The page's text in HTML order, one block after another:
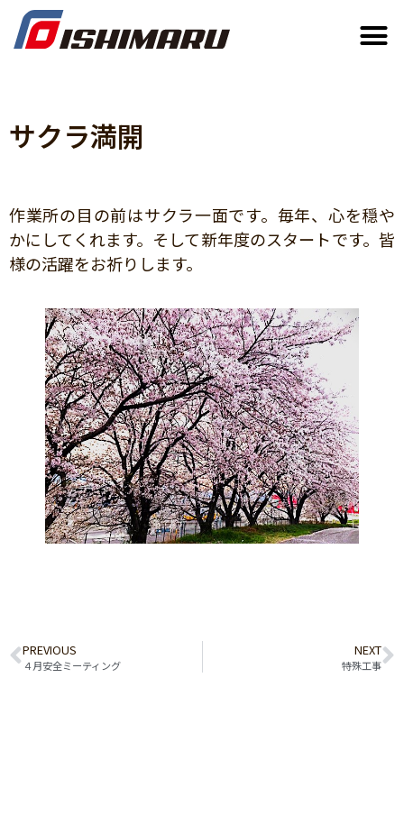
サクラ満開
作業所の目の前はサクラ一面です。毎年、心を穏や
かにしてくれます。そして新年度のスタートです。皆
様の活躍をお祈りします。
PREVIOUS
４月安全ミーティング
NEXT
特殊工事